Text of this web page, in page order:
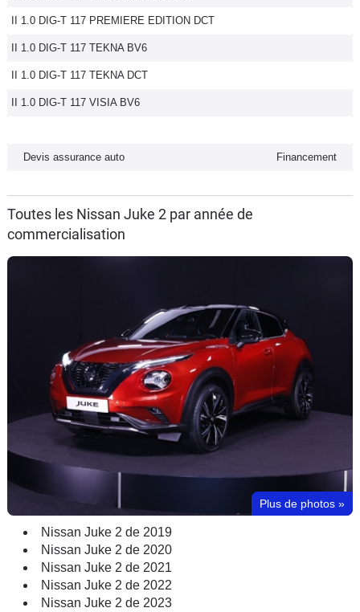
II 1.0 DIG-T 117 PREMIERE EDITION DCT
II 1.0 DIG-T 117 TEKNA BV6
II 1.0 DIG-T 117 TEKNA DCT
II 1.0 DIG-T 117 VISIA BV6
Devis assurance auto Financement
Toutes les Nissan Juke 2 par année de
commercialisation
Plus de photos »
Nissan Juke 2 de 2019
Nissan Juke 2 de 2020
Nissan Juke 2 de 2021
Nissan Juke 2 de 2022
Nissan Juke 2 de 2023